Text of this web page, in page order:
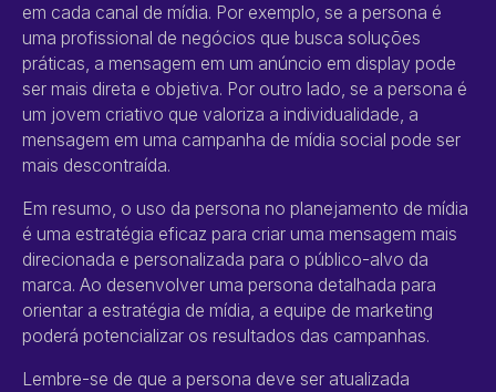
em cada canal de mídia. Por exemplo, se a persona é
uma profissional de negócios que busca soluções
práticas, a mensagem em um anúncio em display pode
ser mais direta e objetiva. Por outro lado, se a persona é
um jovem criativo que valoriza a individualidade, a
mensagem em uma campanha de mídia social pode ser
mais descontraída.
Em resumo, o uso da persona no planejamento de mídia
é uma estratégia eficaz para criar uma mensagem mais
direcionada e personalizada para o público-alvo da
marca. Ao desenvolver uma persona detalhada para
orientar a estratégia de mídia, a equipe de marketing
poderá potencializar os resultados das campanhas.
Lembre-se de que a persona deve ser atualizada